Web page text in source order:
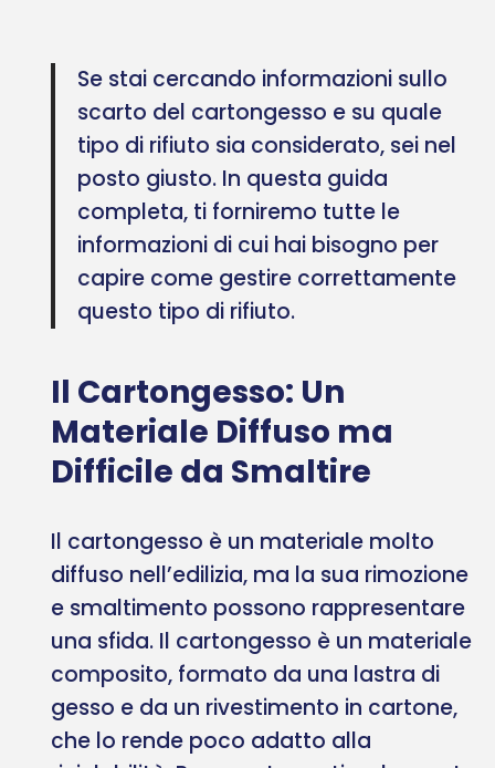
Se stai cercando informazioni sullo
scarto del cartongesso e su quale
tipo di rifiuto sia considerato, sei nel
posto giusto. In questa guida
completa, ti forniremo tutte le
informazioni di cui hai bisogno per
capire come gestire correttamente
questo tipo di rifiuto.
Il Cartongesso: Un
Materiale Diffuso ma
Difficile da Smaltire
Il cartongesso è un materiale molto
diffuso nell’edilizia, ma la sua rimozione
e smaltimento possono rappresentare
una sfida. Il cartongesso è un materiale
composito, formato da una lastra di
gesso e da un rivestimento in cartone,
che lo rende poco adatto alla